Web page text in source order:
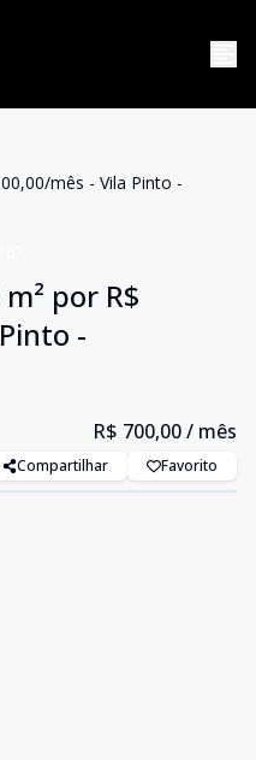
mês - Vila Pinto -
por R$
-
R$ 700,00/ mês
Compartilhar Favorito